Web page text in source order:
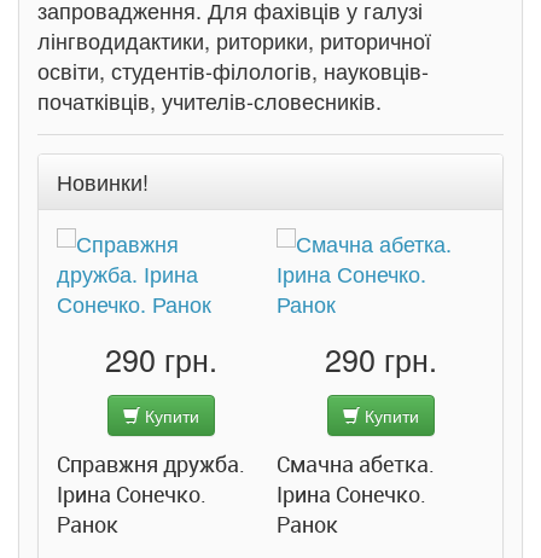
запровадження. Для фахівців у галузі
лінгводидактики, риторики, риторичної
освіти, студентів-філологів, науковців-
початківців, учителів-словесників.
Новинки!
290 грн.
Купити
Справжня дружба.
Ірина Сонечко.
Ранок
290 грн.
Купити
Смачна абетка.
Ірина Сонечко.
Ранок